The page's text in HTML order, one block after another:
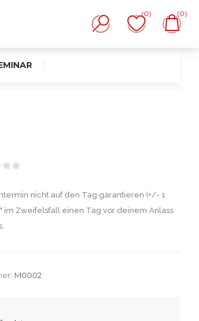
(0) (0)
nicht auf den Tag garantieren (+/- 1
Zweifelsfall einen Tag vor deinem Anlass
M0002